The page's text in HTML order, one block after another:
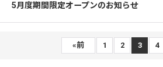
5月度期間限定オープンのお知らせ
«前 1 2 3 4